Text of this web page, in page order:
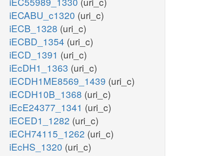
iECABU_c1320 (uri_c)
iECB_1328 (uri_c)
iECBD_1354 (uri_c)
iECD_1391 (uri_c)
iEcDH1_1363 (uri_c)
iECDH1ME8569_1439 (uri_c)
iECDH10B_1368 (uri_c)
iEcE24377_1341 (uri_c)
iECED1_1282 (uri_c)
iECH74115_1262 (uri_c)
iEcHS_1320 (uri_c)